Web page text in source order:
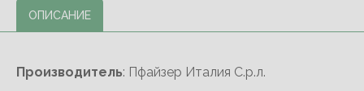
ОПИСАНИЕ
Производитель: Пфайзер Италия С.р.л.